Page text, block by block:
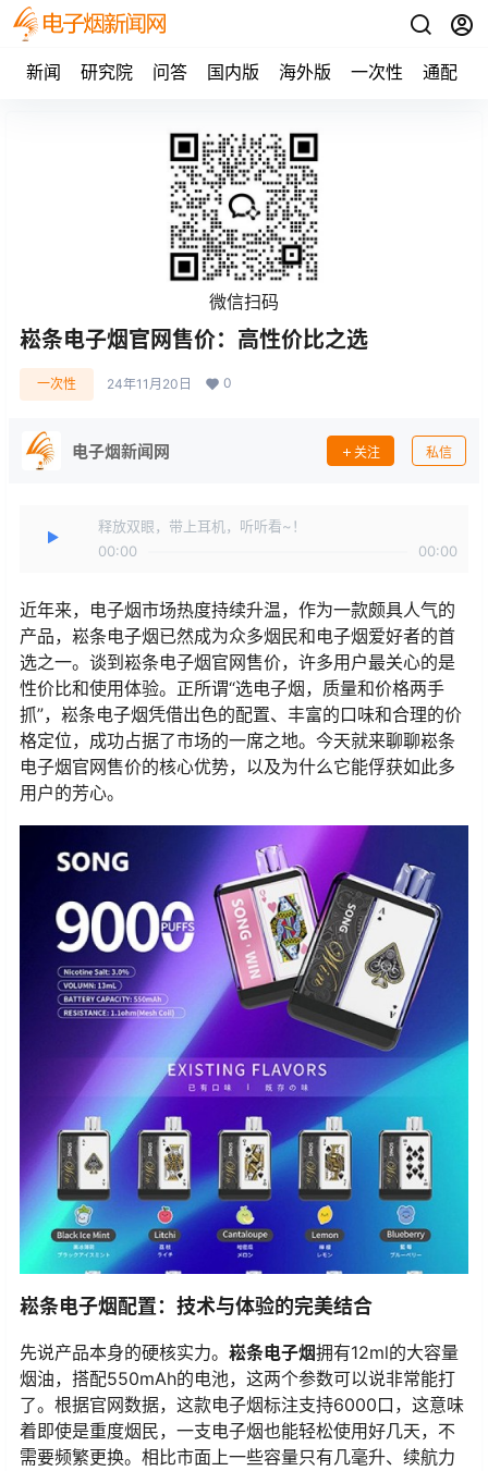
新闻 研究院 问答 国内版 海外版 一次性 通配
微信扫码
崧条电子烟官网售价：高性价比之选
一次性 24年11月20日 0
电子烟新闻网 关注 私信
释放双眼，带上耳机，听听看~！
00:00
00:00
近年来，电子烟市场热度持续升温，作为一款颇具人气的
产品，崧条电子烟已然成为众多烟民和电子烟爱好者的首
选之一。谈到崧条电子烟官网售价，许多用户最关心的是
性价比和使用体验。正所谓“选电子烟，质量和价格两手
抓”，崧条电子烟凭借出色的配置、丰富的口味和合理的价
格定位，成功占据了市场的一席之地。今天就来聊聊崧条
电子烟官网售价的核心优势，以及为什么它能俘获如此多
用户的芳心。
崧条电子烟配置：技术与体验的完美结合
先说产品本身的硬核实力。 崧条电子烟拥有12ml的大容量
烟油，搭配550mAh的电池，这两个参数可以说非常能打
了。根据官网数据，这款电子烟标注支持6000口，这意味
着即使是重度烟民，一支电子烟也能轻松使用好几天，不
需要频繁更换。相比市面上一些容量只有几毫升、续航力